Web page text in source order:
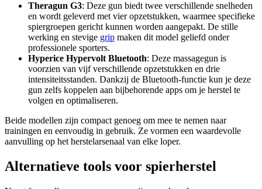
Theragun G3: Deze gun biedt twee verschillende snelheden
en wordt geleverd met vier opzetstukken, waarmee specifieke
spiergroepen gericht kunnen worden aangepakt. De stille
werking en stevige grip maken dit model geliefd onder
professionele sporters.
Hyperice Hypervolt Bluetooth: Deze massagegun is
voorzien van vijf verschillende opzetstukken en drie
intensiteitsstanden. Dankzij de Bluetooth-functie kun je deze
gun zelfs koppelen aan bijbehorende apps om je herstel te
volgen en optimaliseren.
Beide modellen zijn compact genoeg om mee te nemen naar
trainingen en eenvoudig in gebruik. Ze vormen een waardevolle
aanvulling op het herstelarsenaal van elke loper.
Alternatieve tools voor spierherstel